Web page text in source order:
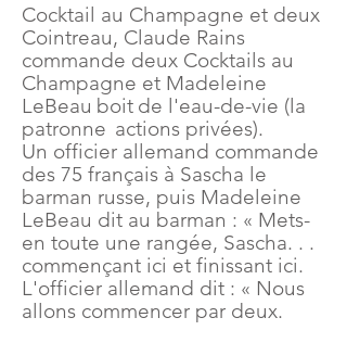
Cocktail au Champagne et deux
Cointreau, Claude Rains
commande deux Cocktails au
Champagne et Madeleine
LeBeau boit de l'eau-de-vie (la
patronne actions privées).
Un officier allemand commande
des 75 français à Sascha le
barman russe, puis Madeleine
LeBeau dit au barman : « Mets-
en toute une rangée, Sascha. . .
commençant ici et finissant ici.
L'officier allemand dit : « Nous
allons commencer par deux.